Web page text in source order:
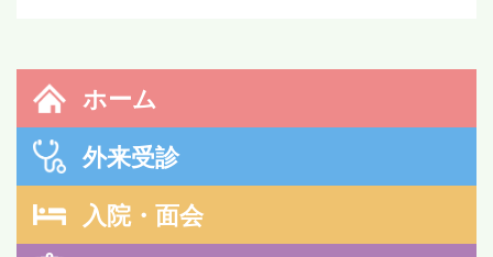
ホーム
外来受診
入院・面会